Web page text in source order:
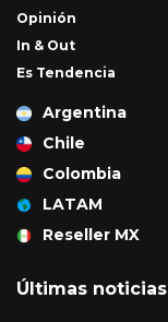
Opinión
In & Out
Es Tendencia
Argentina
Chile
Colombia
LATAM
Reseller MX
Últimas noticias